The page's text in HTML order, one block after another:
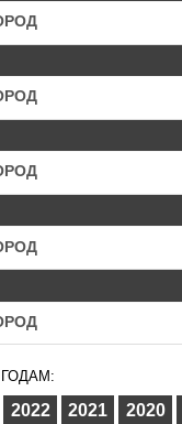
2022 2021 2020